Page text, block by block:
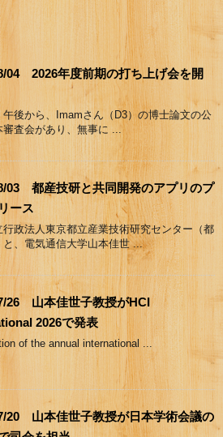
04 2026年度前期の打ち上げ会を開
午後から、Imamさん（D3）の博士論文の公
審査会があり、無事に ...
03 都産技研と共同開発のアプリのプ
ース
行政法人東京都立産業技術研究センター（都
と、電気通信大学山本佳世 ...
26 山本佳世子教授がHCI
2026で発表
of the annual international ...
20 山本佳世子教授が日本学術会議の